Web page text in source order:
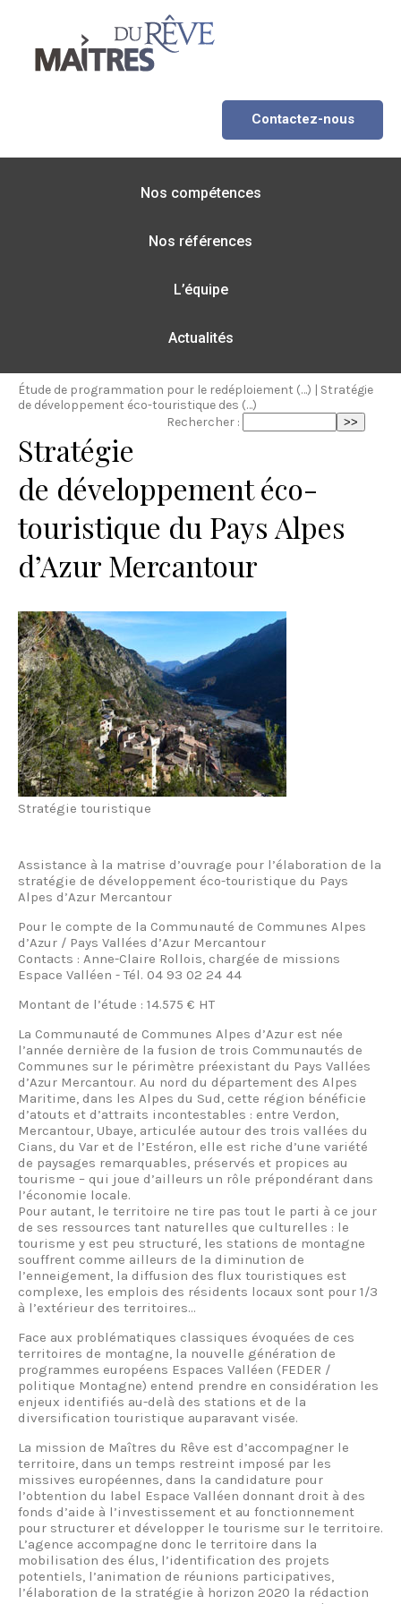
Contactez-nous
Nos compétences
Nos références
L’équipe
Actualités
Étude de programmation pour le redéploiement (…) | Stratégie
de développement éco-touristique des (…)
Rechercher :
Stratégie
de développement éco-
touristique du Pays Alpes
d’Azur Mercantour
Stratégie touristique
Assistance à la matrise d’ouvrage pour l’élaboration de la
stratégie de développement éco-touristique du Pays
Alpes d’Azur Mercantour
Pour le compte de la Communauté de Communes Alpes
d’Azur / Pays Vallées d’Azur Mercantour
Contacts : Anne-Claire Rollois, chargée de missions
Espace Valléen - Tél. 04 93 02 24 44
Montant de l’étude : 14.575 € HT
La Communauté de Communes Alpes d’Azur est née
l’année dernière de la fusion de trois Communautés de
Communes sur le périmètre préexistant du Pays Vallées
d’Azur Mercantour. Au nord du département des Alpes
Maritime, dans les Alpes du Sud, cette région bénéficie
d’atouts et d’attraits incontestables : entre Verdon,
Mercantour, Ubaye, articulée autour des trois vallées du
Cians, du Var et de l’Estéron, elle est riche d’une variété
de paysages remarquables, préservés et propices au
tourisme – qui joue d’ailleurs un rôle prépondérant dans
l’économie locale.
Pour autant, le territoire ne tire pas tout le parti à ce jour
de ses ressources tant naturelles que culturelles : le
tourisme y est peu structuré, les stations de montagne
souffrent comme ailleurs de la diminution de
l’enneigement, la diffusion des flux touristiques est
complexe, les emplois des résidents locaux sont pour 1/3
à l’extérieur des territoires…
Face aux problématiques classiques évoquées de ces
territoires de montagne, la nouvelle génération de
programmes européens Espaces Valléen (FEDER /
politique Montagne) entend prendre en considération les
enjeux identifiés au-delà des stations et de la
diversification touristique auparavant visée.
La mission de Maîtres du Rêve est d’accompagner le
territoire, dans un temps restreint imposé par les
missives européennes, dans la candidature pour
l’obtention du label Espace Valléen donnant droit à des
fonds d’aide à l’investissement et au fonctionnement
pour structurer et développer le tourisme sur le territoire.
L’agence accompagne donc le territoire dans la
mobilisation des élus, l’identification des projets
potentiels, l’animation de réunions participatives,
l’élaboration de la stratégie à horizon 2020 la rédaction